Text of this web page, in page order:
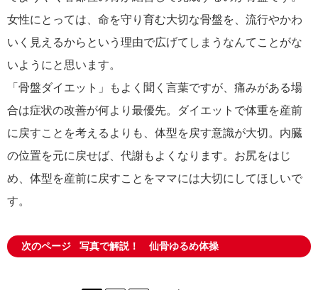
女性にとっては、命を守り育む大切な骨盤を、流行やかわ
いく見えるからという理由で広げてしまうなんてことがな
いようにと思います。
「骨盤ダイエット」もよく聞く言葉ですが、痛みがある場
合は症状の改善が何より最優先。ダイエットで体重を産前
に戻すことを考えるよりも、体型を戻す意識が大切。内臓
の位置を元に戻せば、代謝もよくなります。お尻をはじ
め、体型を産前に戻すことをママには大切にしてほしいで
す。
次のページ 写真で解説！ 仙骨ゆるめ体操